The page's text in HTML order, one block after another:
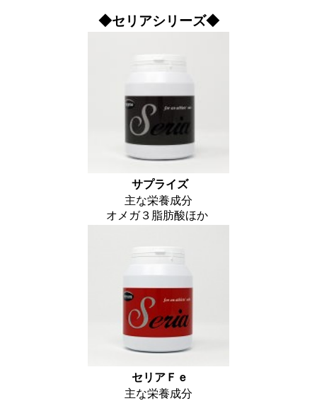
◆セリアシリーズ◆
サプライズ
主な栄養成分
オメガ３脂肪酸ほか
セリアＦｅ
主な栄養成分